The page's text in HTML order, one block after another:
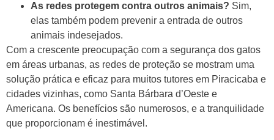
As redes protegem contra outros animais? Sim,
elas também podem prevenir a entrada de outros
animais indesejados.
Com a crescente preocupação com a segurança dos gatos
em áreas urbanas, as redes de proteção se mostram uma
solução prática e eficaz para muitos tutores em Piracicaba e
cidades vizinhas, como Santa Bárbara d’Oeste e
Americana. Os benefícios são numerosos, e a tranquilidade
que proporcionam é inestimável.